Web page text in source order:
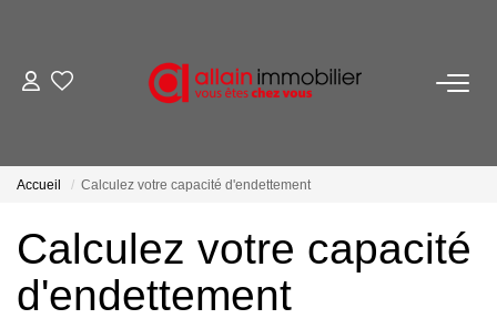
LOCATIONS
ESTIMATION
SYNDIC
Accueil Calculez votre capacité d'endettement
Calculez votre capacité
d'endettement